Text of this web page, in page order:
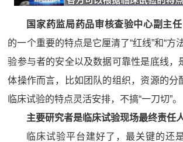
国家药监局药品审核查验中心副主
的一个重要的特点是它厘清了“红线”和“方
验参与者的安全以及数据可靠性是底线，
体操作而言，比如团队的组织，资源的分
临床试验的特点灵活安排，不搞“一刀切”。
主要研究者是临床试验现场最终责任
临床试验平台建好了，最关键的还